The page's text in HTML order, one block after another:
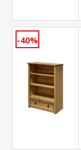
-40%